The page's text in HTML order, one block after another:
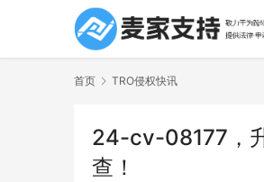
首页 TRO侵权快讯
24-cv-08177，
查！